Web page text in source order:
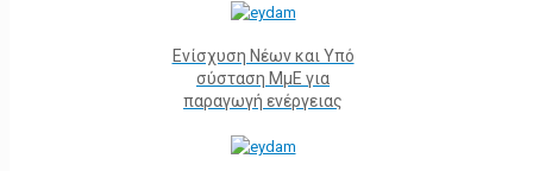
Ενίσχυση Νέων και Υπό
σύσταση ΜμΕ για
παραγωγή ενέργειας